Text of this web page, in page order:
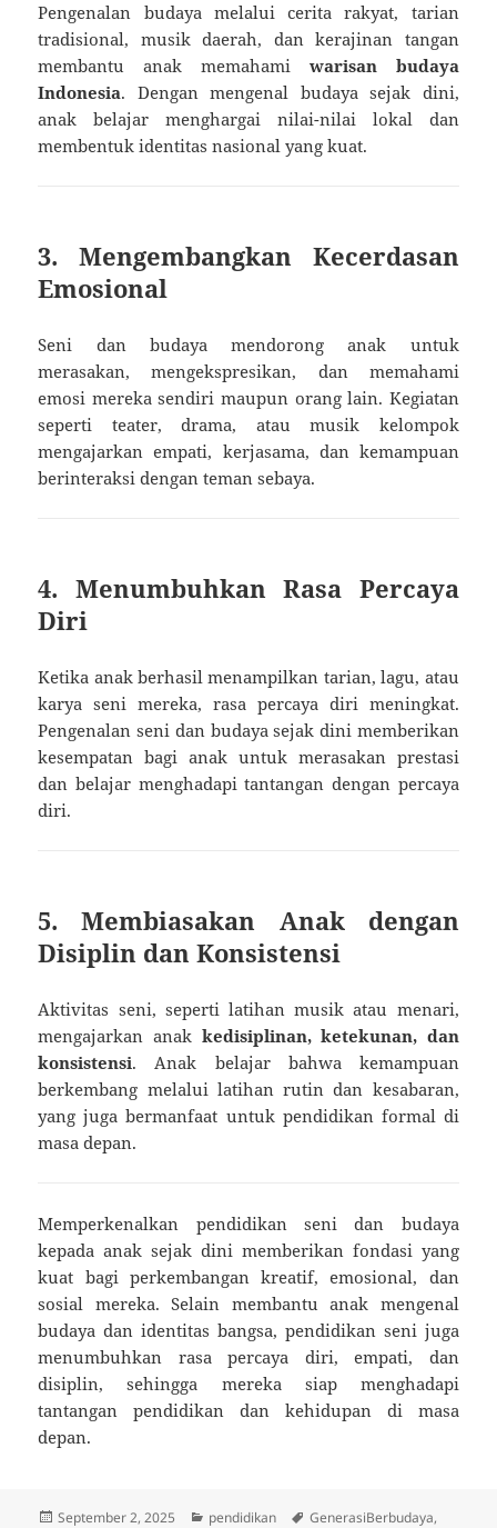
Pengenalan budaya melalui cerita rakyat, tarian
tradisional, musik daerah, dan kerajinan tangan
membantu anak memahami warisan budaya
Indonesia. Dengan mengenal budaya sejak dini,
anak belajar menghargai nilai-nilai lokal dan
membentuk identitas nasional yang kuat.
3. Mengembangkan Kecerdasan
Emosional
Seni dan budaya mendorong anak untuk
merasakan, mengekspresikan, dan memahami
emosi mereka sendiri maupun orang lain. Kegiatan
seperti teater, drama, atau musik kelompok
mengajarkan empati, kerjasama, dan kemampuan
berinteraksi dengan teman sebaya.
4. Menumbuhkan Rasa Percaya
Diri
Ketika anak berhasil menampilkan tarian, lagu, atau
karya seni mereka, rasa percaya diri meningkat.
Pengenalan seni dan budaya sejak dini memberikan
kesempatan bagi anak untuk merasakan prestasi
dan belajar menghadapi tantangan dengan percaya
diri.
5. Membiasakan Anak dengan
Disiplin dan Konsistensi
Aktivitas seni, seperti latihan musik atau menari,
mengajarkan anak kedisiplinan, ketekunan, dan
konsistensi. Anak belajar bahwa kemampuan
berkembang melalui latihan rutin dan kesabaran,
yang juga bermanfaat untuk pendidikan formal di
masa depan.
Memperkenalkan pendidikan seni dan budaya
kepada anak sejak dini memberikan fondasi yang
kuat bagi perkembangan kreatif, emosional, dan
sosial mereka. Selain membantu anak mengenal
budaya dan identitas bangsa, pendidikan seni juga
menumbuhkan rasa percaya diri, empati, dan
disiplin, sehingga mereka siap menghadapi
tantangan pendidikan dan kehidupan di masa
depan.
Posted
September 2, 2025 Categories
pendidikan Tags
GenerasiBerbudaya,